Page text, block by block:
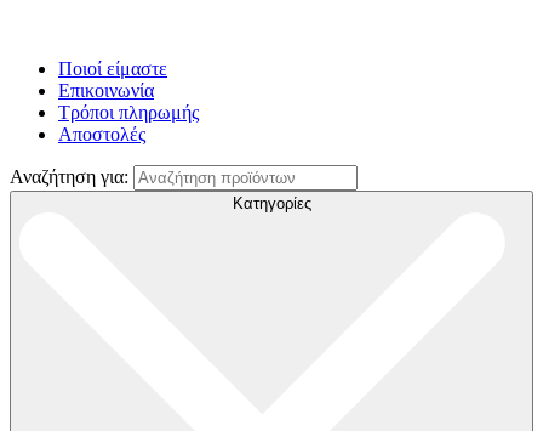
Ποιοί είμαστε
Επικοινωνία
Τρόποι πληρωμής
Αποστολές
Αναζήτηση για:
Κατηγορίες